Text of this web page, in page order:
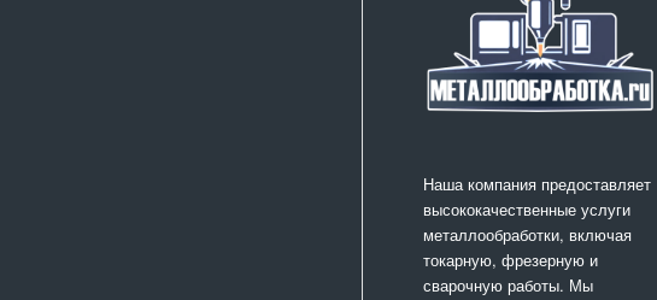
Наша компания предоставляет
высококачественные услуги
металлообработки, включая
токарную, фрезерную и
сварочную работы. Мы